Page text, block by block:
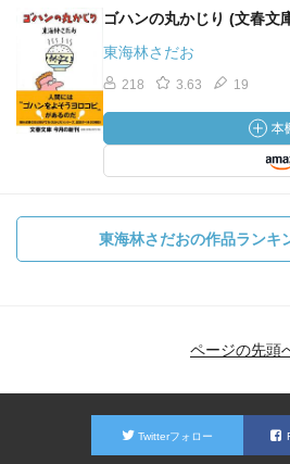
ゴハンの丸かじり (文春文
東海林さだお
218 3.63 19
東海林さだおの作品ランキ
ページの先頭
Twitterフォロー